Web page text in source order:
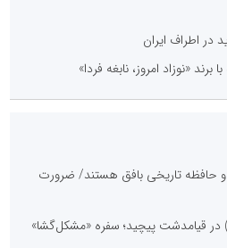
در اطراف ایران
«نوزاد امروز، نابغه فردا»
و حافظه تاریخی بافق هستند/ ضرورت
قیامدشت پیچید؛ سفره «مشکل‌گشا»